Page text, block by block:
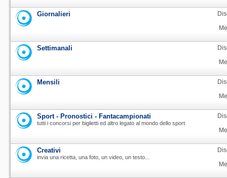
Giornalieri
Settimanali
Mensili
Sport - Pronostici - Fantacampionati
tutti i concorsi per biglietti ed altro legato al mondo dello sport
Creativi
invia una ricetta, una foto, un video, un testo...